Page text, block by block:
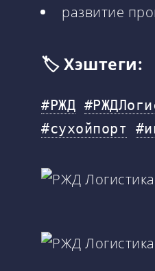
развитие
🏷️ Хэштеги:
#РЖД
#сухойпорт